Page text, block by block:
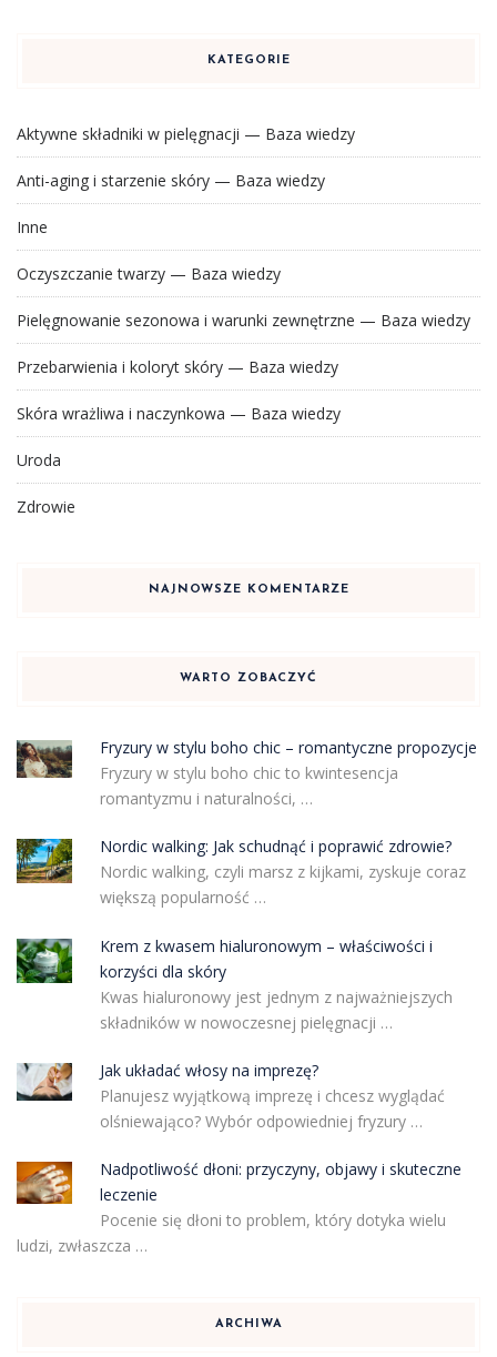
KATEGORIE
Aktywne składniki w pielęgnacji — Baza wiedzy
Anti-aging i starzenie skóry — Baza wiedzy
Inne
Oczyszczanie twarzy — Baza wiedzy
Pielęgnowanie sezonowa i warunki zewnętrzne — Baza wiedzy
Przebarwienia i koloryt skóry — Baza wiedzy
Skóra wrażliwa i naczynkowa — Baza wiedzy
Uroda
Zdrowie
NAJNOWSZE KOMENTARZE
WARTO ZOBACZYĆ
Fryzury w stylu boho chic – romantyczne propozycje
Fryzury w stylu boho chic to kwintesencja
romantyzmu i naturalności, …
Nordic walking: Jak schudnąć i poprawić zdrowie?
Nordic walking, czyli marsz z kijkami, zyskuje coraz
większą popularność …
Krem z kwasem hialuronowym – właściwości i
korzyści dla skóry
Kwas hialuronowy jest jednym z najważniejszych
składników w nowoczesnej pielęgnacji …
Jak układać włosy na imprezę?
Planujesz wyjątkową imprezę i chcesz wyglądać
olśniewająco? Wybór odpowiedniej fryzury …
Nadpotliwość dłoni: przyczyny, objawy i skuteczne
leczenie
Pocenie się dłoni to problem, który dotyka wielu
ludzi, zwłaszcza …
ARCHIWA